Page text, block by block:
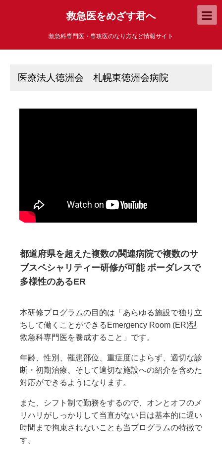
救急医をめざす君へ
救急科専門医・専攻医のなり方など情報サイト
医療法人徳洲会 札幌東徳洲会病院
都道府県を超えた複数の関連病院で複数のサ
ブスペシャリティー研修が可能 ボーダレスで
多様性のあるER
本研修プログラムの目的は「あらゆる施設で独り立
ちして働くことができるEmergency Room (ER)型
救急科専門医を養成すること」です。
年齢、性別、罹患部位、重症度によらず、適切な診
断・初期治療、そして適切な施設への紹介を含めた
対応ができるようになります。
また、シフト制で勤務をするので、オンとオフのメ
リハリがしっかりして当直がない日は基本的に遅い
時間まで拘束されないことも当プログラムの特徴で
す。